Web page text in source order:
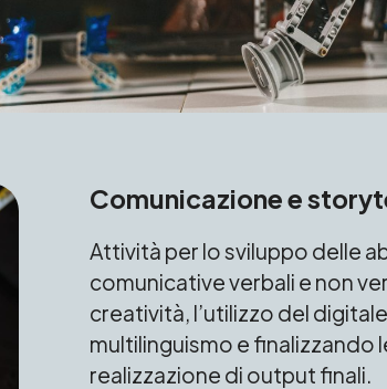
Comunicazione e
Attività per lo sviluppo delle
comunicative verbali e non
creatività, l’utilizzo del
multilinguismo e finalizzando
realizzazione di output finali.